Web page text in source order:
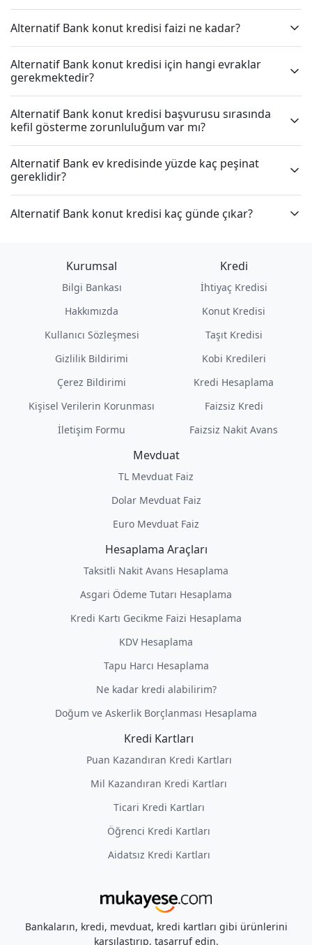
Alternatif Bank konut kredisi faizi ne kadar?
Alternatif Bank konut kredisi için hangi evraklar
gerekmektedir?
Alternatif Bank konut kredisi başvurusu sırasında
kefil gösterme zorunluluğum var mı?
Alternatif Bank ev kredisinde yüzde kaç peşinat
gereklidir?
Alternatif Bank konut kredisi kaç günde çıkar?
Kurumsal
Bilgi Bankası
Hakkımızda
Kullanıcı Sözleşmesi
Gizlilik Bildirimi
Çerez Bildirimi
Kişisel Verilerin Korunması
İletişim Formu
Kredi
İhtiyaç Kredisi
Konut Kredisi
Taşıt Kredisi
Kobi Kredileri
Kredi Hesaplama
Faizsiz Kredi
Faizsiz Nakit Avans
Mevduat
TL Mevduat Faiz
Dolar Mevduat Faiz
Euro Mevduat Faiz
Hesaplama Araçları
Taksitli Nakit Avans Hesaplama
Asgari Ödeme Tutarı Hesaplama
Kredi Kartı Gecikme Faizi Hesaplama
KDV Hesaplama
Tapu Harcı Hesaplama
Ne kadar kredi alabilirim?
Doğum ve Askerlik Borçlanması Hesaplama
Kredi Kartları
Puan Kazandıran Kredi Kartları
Mil Kazandıran Kredi Kartları
Ticari Kredi Kartları
Öğrenci Kredi Kartları
Aidatsız Kredi Kartları
Bankaların, kredi, mevduat, kredi kartları gibi ürünlerini
karşılaştırıp, tasarruf edin.